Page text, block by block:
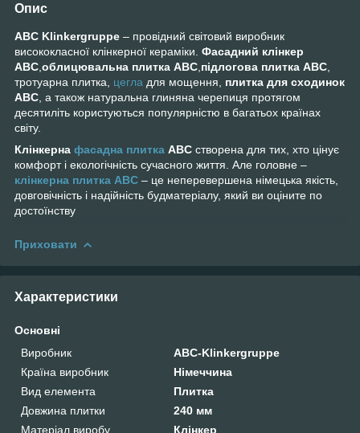
Опис
ABC Klinkergruppe – провідний світовий виробник
висококласної клінкерної кераміки. Фасадний клінкер
ABC облицювальна плитка ABC підлогова плитка ABC
тротуарна плитка, цегла для мощення, плитка для сходинок
ABC , а також натуральна глиняна черепиця протягом
десятиліть користуються популярністю в багатьох країнах
світу.
Клінкерна фасадна плитка ABC створена для тих, хто цінує
комфорт і екологічність сучасного життя. Але головне –
клінкерна плитка ABC – це неперевершена німецька якість,
довговічність і надійність будматеріалу, який ви оціните по
достоїнству
Приховати
Характеристики
Основні
Виробник
ABC-Klinkergruppe
Країна виробник
Німеччина
Вид елемента
Плитка
Довжина плитки
240 мм
Матеріал виробу
Клінкер